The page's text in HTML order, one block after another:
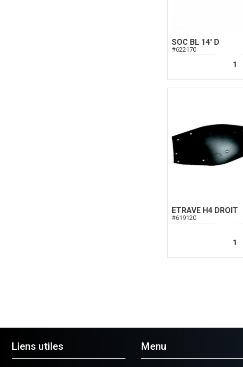
SOC BL 14' D
#622170
ETRAVE H4 DROIT
#619120
Liens utiles Menu